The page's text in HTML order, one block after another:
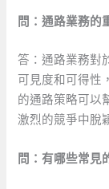
問：通路業務的
答：通路業務對
可見度和可得性
的通路策略可以
激烈的競爭中脫
問：有哪些常見